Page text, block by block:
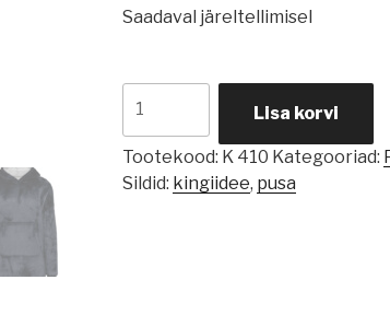
Saadaval järeltellimisel
sherpafliis
pusa
kogus
Lisa korvi
Tootekood: K 410 Kategooriad:
Sildid: kingiidee, pusa